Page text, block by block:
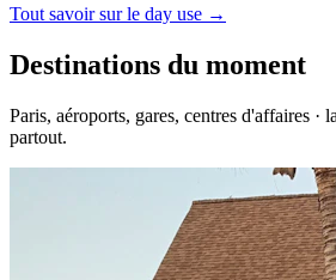
Tout savoir sur le day use →
Destinations du moment
Paris, aéroports, gares, centres d'affaires ·
partout.